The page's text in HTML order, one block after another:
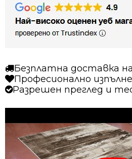
бежов
Безплатна доставка
Професионално
Разрешен преглед и